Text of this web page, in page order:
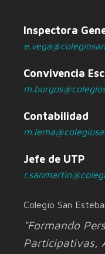
Inspectora
Convivencia
Contabilidad
Jefe de UTP
Colegio San
"Formando
Participativas,